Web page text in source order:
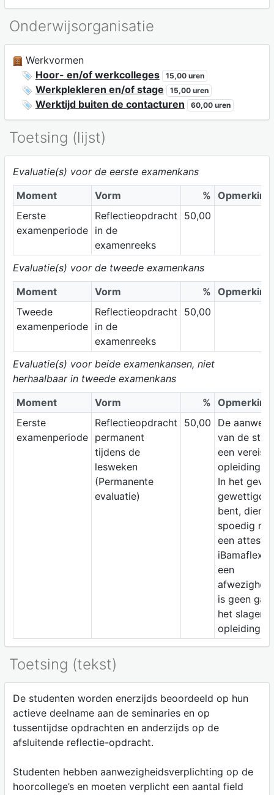
Onderwijsorganisatie
Werkvormen
Hoor- en/of werkcolleges
15,00 uren
Werkplekleren en/of stage 15,00 uren
Werktijd buiten de contacturen 60,00 uren
Toetsing (lijst)
Evaluatie(s) voor de eerste examenkans
Moment
Vorm % Opmerking
Eerste
examenperiode
Reflectieopdracht
in de
examenreeks
50,00
Evaluatie(s) voor de tweede examenkans
Moment
Vorm % Opmerking
Tweede
examenperiode
Reflectieopdracht
in de
examenreeks
50,00
Evaluatie(s) voor beide examenkansen, niet
herhaalbaar in tweede examenkans
Moment
Vorm % Opmerking
Eerste
examenperiode
Reflectieopdracht
permanent
tijdens de
lesweken
(Permanente
evaluatie)
50,00
De
van de
een
In het geval
gewettigd
bent, dien
spoedig
een attest
een
is geen
het slagen
Toetsing (tekst)
De studenten worden enerzijds beoordeeld op hun
actieve deelname aan de seminaries en op
tussentijdse opdrachten en anderzijds op de
afsluitende reflectie-opdracht.
Studenten hebben aanwezigheidsverplichting op de
hoorcollege’s en moeten verplicht een aantal field